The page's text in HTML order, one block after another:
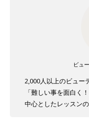
ビュ
2,000人以上のビュー
「難しい事を面白く
中心としたレッスン